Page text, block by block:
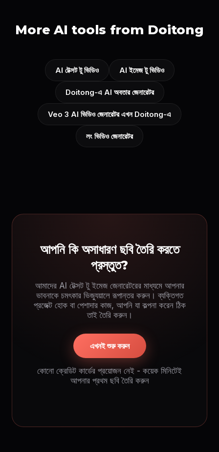
More AI tools from Doitong
AI টেক্সট টু ভিডিও AI ইমেজ টু ভিডিও
Doitong-এ AI অবতার জেনারেটর
Veo 3 AI ভিডিও জেনারেটর এখন Doitong-এ
লং ভিডিও জেনারেটর
আপনি কি অসাধারণ ছবি তৈরি করতে
প্রস্তুত?
আমাদের AI টেক্সট টু ইমেজ জেনারেটরের মাধ্যমে আপনার
ভাবনাকে চমৎকার ভিজ্যুয়ালে রূপান্তর করুন। ব্যক্তিগত
প্রজেক্ট হোক বা পেশাদার কাজ, আপনি যা কল্পনা করেন ঠিক
তাই তৈরি করুন।
এখনই শুরু করুন
কোনো ক্রেডিট কার্ডের প্রয়োজন নেই - কয়েক মিনিটেই
আপনার প্রথম ছবি তৈরি করুন